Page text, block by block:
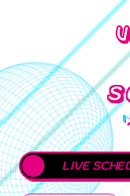
LIVE